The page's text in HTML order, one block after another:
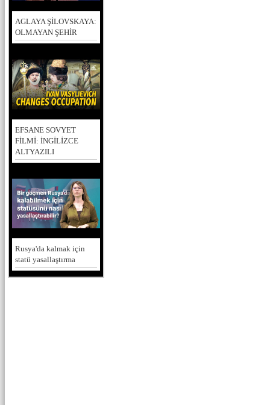
AGLAYA ŞİLOVSKAYA:
OLMAYAN ŞEHİR
EFSANE SOVYET
FİLMİ: İNGİLİZCE
ALTYAZILI
Rusya'da kalmak için
statü yasallaştırma